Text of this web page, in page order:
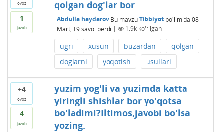
ovoz
1
javob
qolgan dog'lar bor
Abdulla haydarov Bu mavzuTibbiyotbo'limida 08
Mart, 19 savol berdi | 1.9kko'rilgan
ugri xusun buzardan
qolgan
doglarni
yoqotish usullari
+4
ovoz
4
javob
yuzim yog'li va yuzimda katta
yiringli shishlar bor yo'qotsa
bo'ladimi?Iltimos,javobi bo'lsa
yozing.